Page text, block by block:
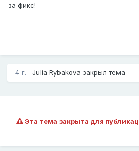
за фикс!
4 г. Julia Rybakova закрыл тема
Эта тема закрыта для